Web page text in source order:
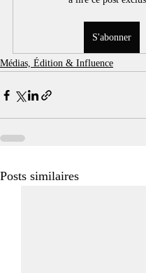
S'abonner
Médias, Édition & Influence
Posts similaires